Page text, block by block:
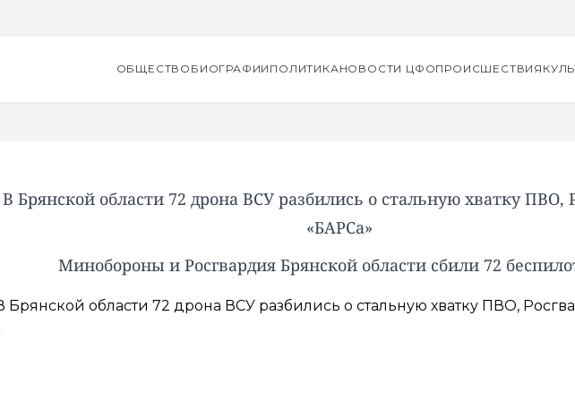
ОБЩЕСТВО БИОГРАФИИ ПОЛИТИКАНОВОСТИ ЦФОПРОИСШЕСТВИЯ
В Брянской области 72 дрона ВСУ разбились о стальную хватку ПВО,
«БАРСа»
Минобороны и Росгвардия Брянской области сбили 72
.